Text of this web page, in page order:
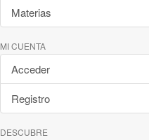
Materias
MI CUENTA
Acceder
Registro
DESCUBRE